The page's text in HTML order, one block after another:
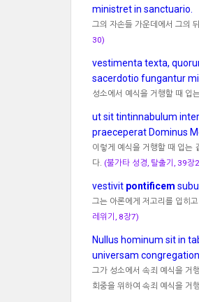
ministret in sanctuario.
그의 자손들 가운데에서 그의
30)
vestimenta texta,
sacerdotio fungantur
성소에서 예식을 거행할 때 입
ut sit tintinnabulum
praeceperat Dominus
이렇게 예식을 거행할 때 입는
다. (불가타 성경, 탈출기, 39장
vestivit pontificem
그는 아론에게 저고리를 입히
레위기, 8장7)
Nullus hominum sit in
universam
그가 성소에서 속죄 예식을 거
회중을 위하여 속죄 예식을 거